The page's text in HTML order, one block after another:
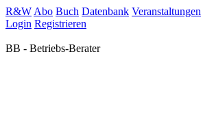
R&W Abo Buch Datenbank Veranstaltungen
Login Registrieren
BB - Betriebs-Berater